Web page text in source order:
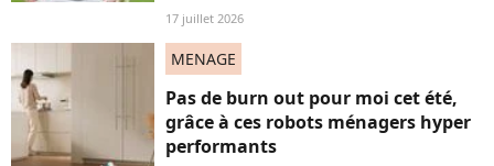
17 juillet 2026
MENAGE
Pas de burn out pour moi cet été,
grâce à ces robots ménagers hyper
performants